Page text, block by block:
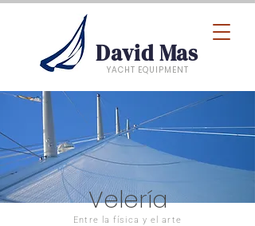
David Mas
YACHT EQUIPMENT
Velería
Entre la física y el arte